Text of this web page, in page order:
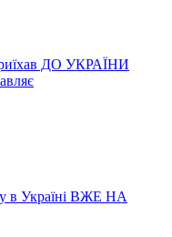
ДО УКРАЇНИ
в Україні ВЖЕ НА